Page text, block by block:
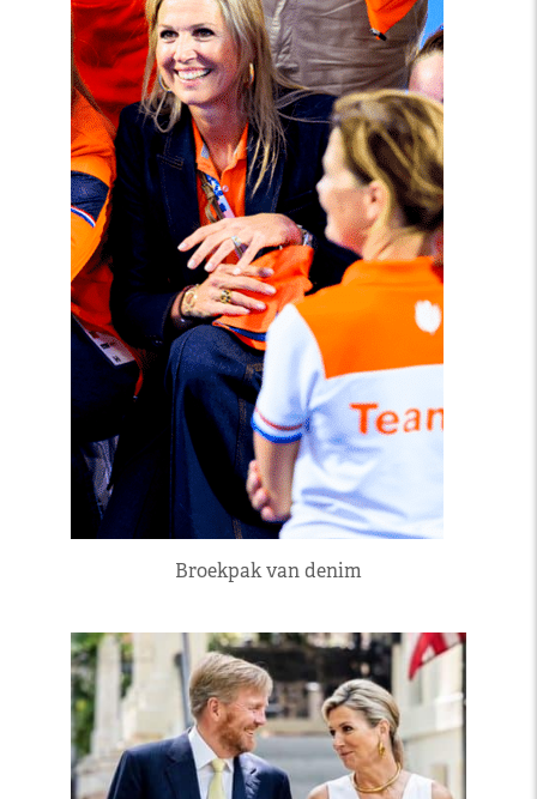
Broekpak van denim